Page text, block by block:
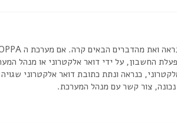
החשבון, על ידי דואר אלקטרוני או מנהל
כנראה ונתת כתובת דואר אלקטרוני
צור קשר עם מנהל המערכת.